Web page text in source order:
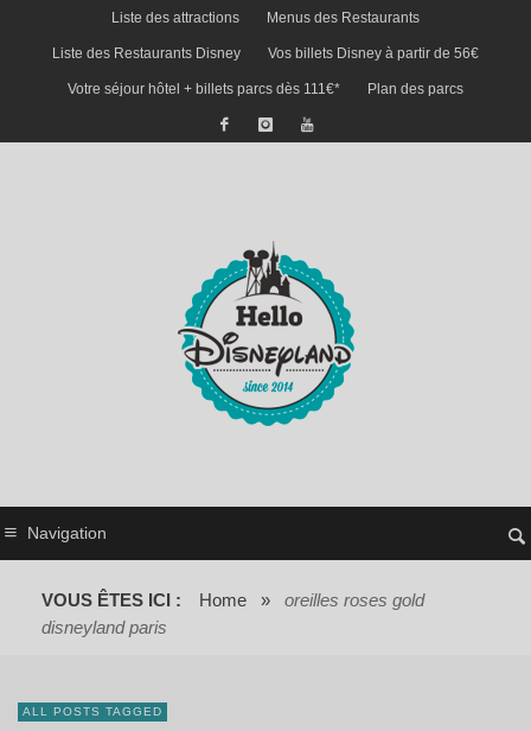
Liste des attractions Menus des Restaurants
Liste des Restaurants Disney Vos billets Disney à partir de 56€
Votre séjour hôtel + billets parcs dès 111€* Plan des parcs
Navigation
VOUS ÊTES ICI : Home »
oreilles roses gold
disneyland paris
ALL POSTS TAGGED